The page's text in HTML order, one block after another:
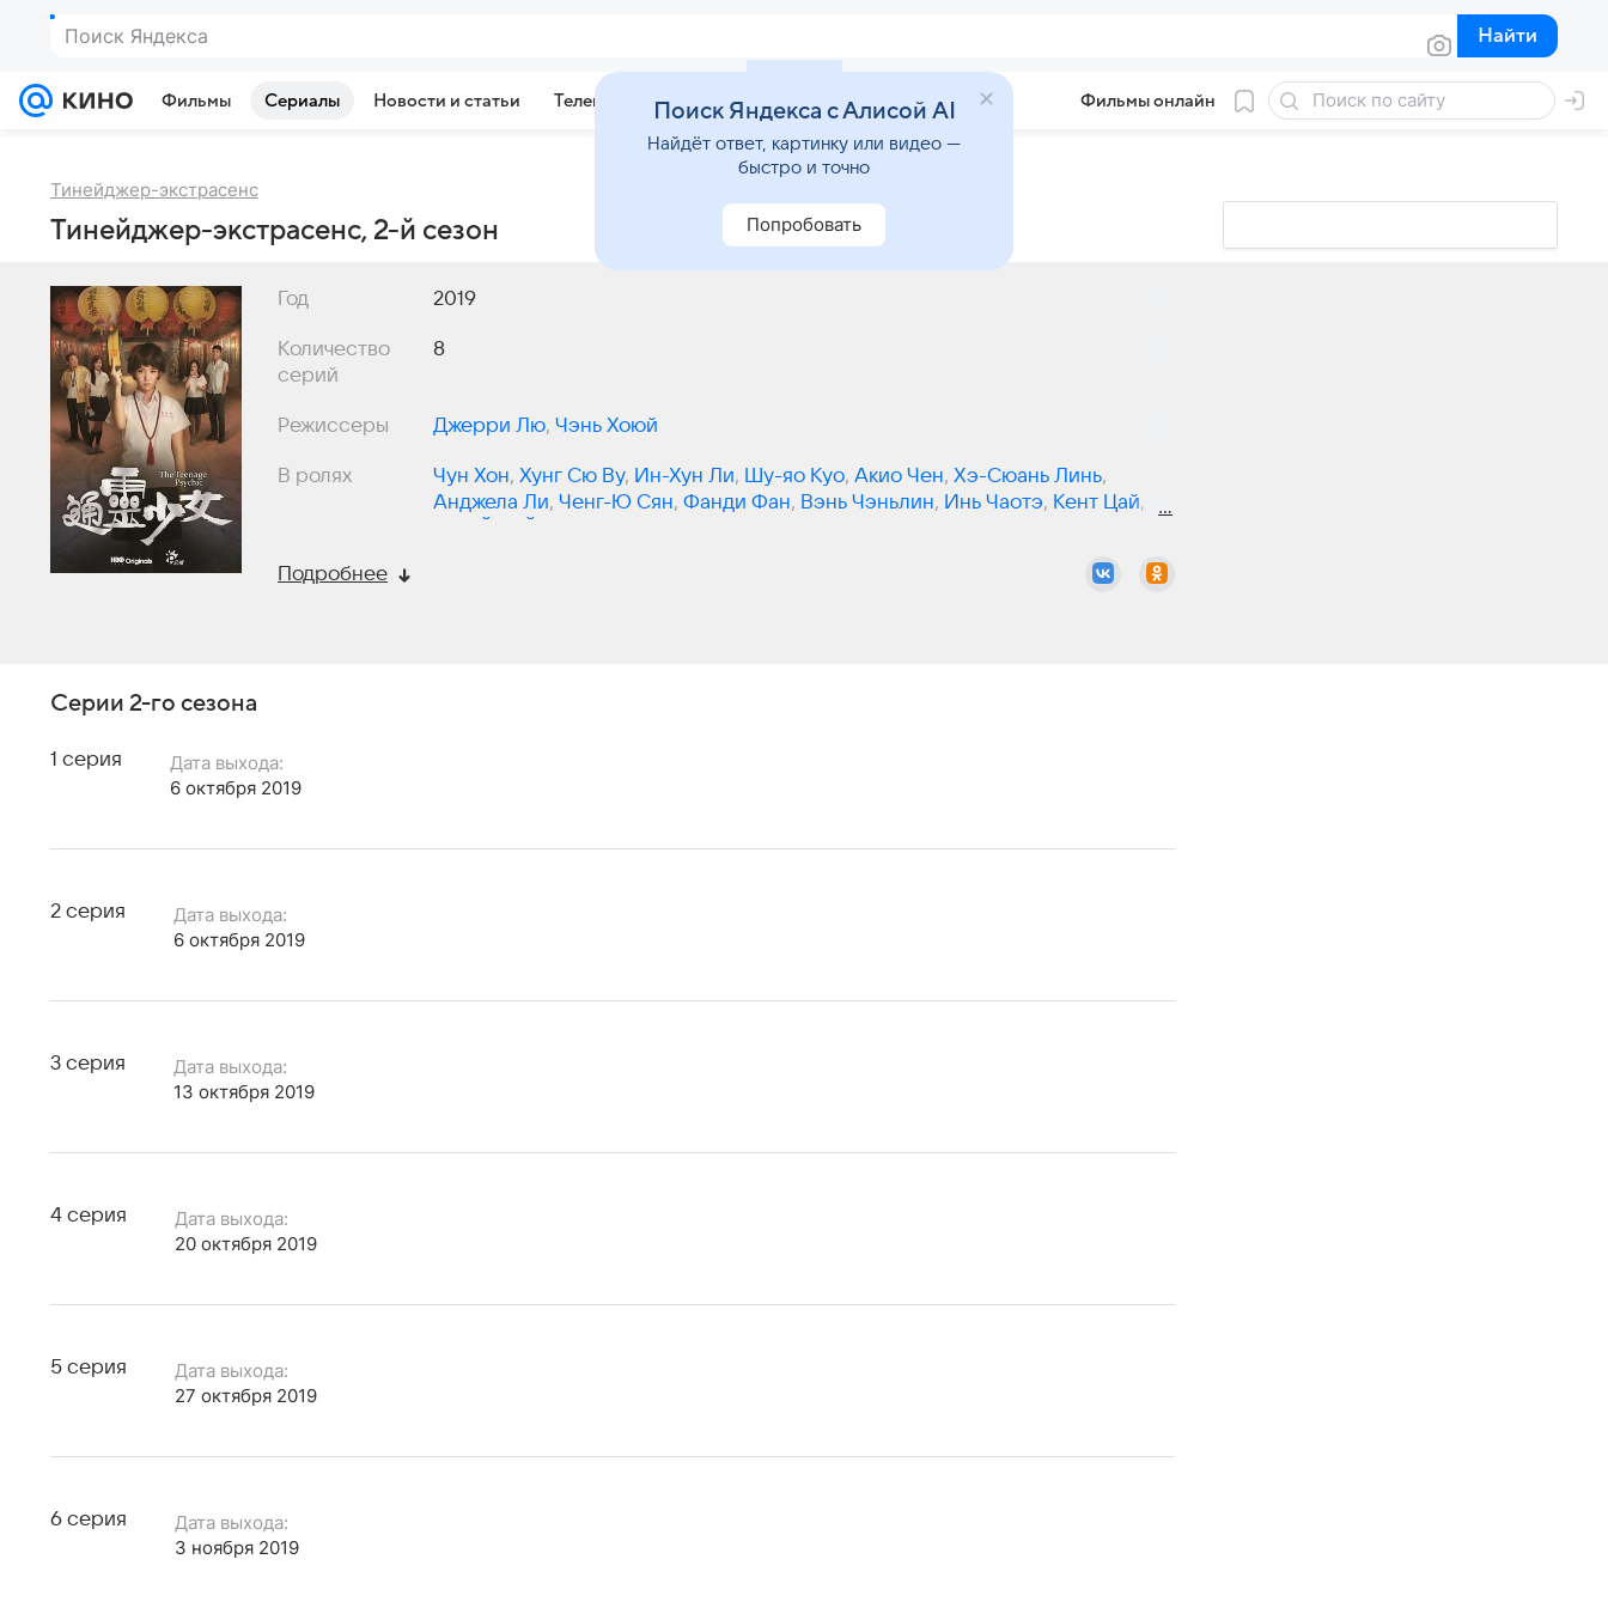
Поиск Яндекса Найти
Найти
Фильмы Сериалы Новости и статьи Телепрограмма Звезды Фильмы онлайн
Тинейджер-экстрасенс
Тинейджер-экстрасенс, 2-й сезон
Год 2019
Количество
серий
8
Режиссеры Джерри Лю, Чэнь Хоюй
В ролях Чун Хон, Хунг Сю Ву, Ин-Хун Ли, Шу-яо Куо, Акио Чен, Хэ-Сюань Линь,
Анджела Ли, Ченг-Ю Сян, Фанди Фан, Вэнь Чэньлин, Инь Чаотэ, Кент Цай,
Подробнее
Серии 2-го сезона
1 серия
Дата выхода:
6 октября 2019
2 серия
Дата выхода:
6 октября 2019
3 серия
Дата выхода:
13 октября 2019
4 серия
Дата выхода:
20 октября 2019
5 серия
Дата выхода:
27 октября 2019
6 серия
Дата выхода:
3 ноября 2019
Поиск Яндекса с Алисой AI
Найдёт ответ, картинку или видео —
быстро и точно
Попробовать